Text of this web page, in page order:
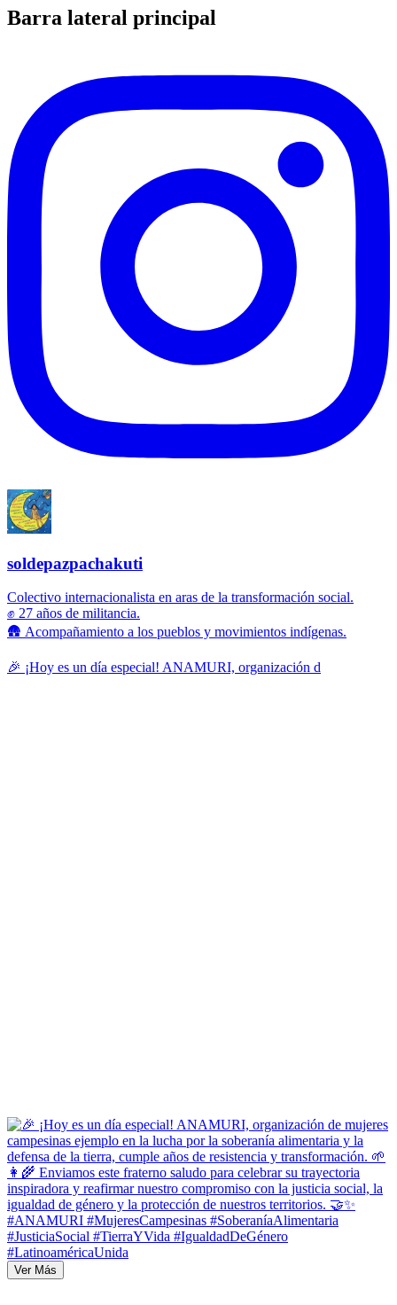
Barra lateral principal
soldepazpachakuti
Colectivo internacionalista en aras de la transformación social.
✊ 27 años de militancia.
🛖 Acompañamiento a los pueblos y movimientos indígenas.
🎉 ¡Hoy es un día especial! ANAMURI, organización d
Ver Más